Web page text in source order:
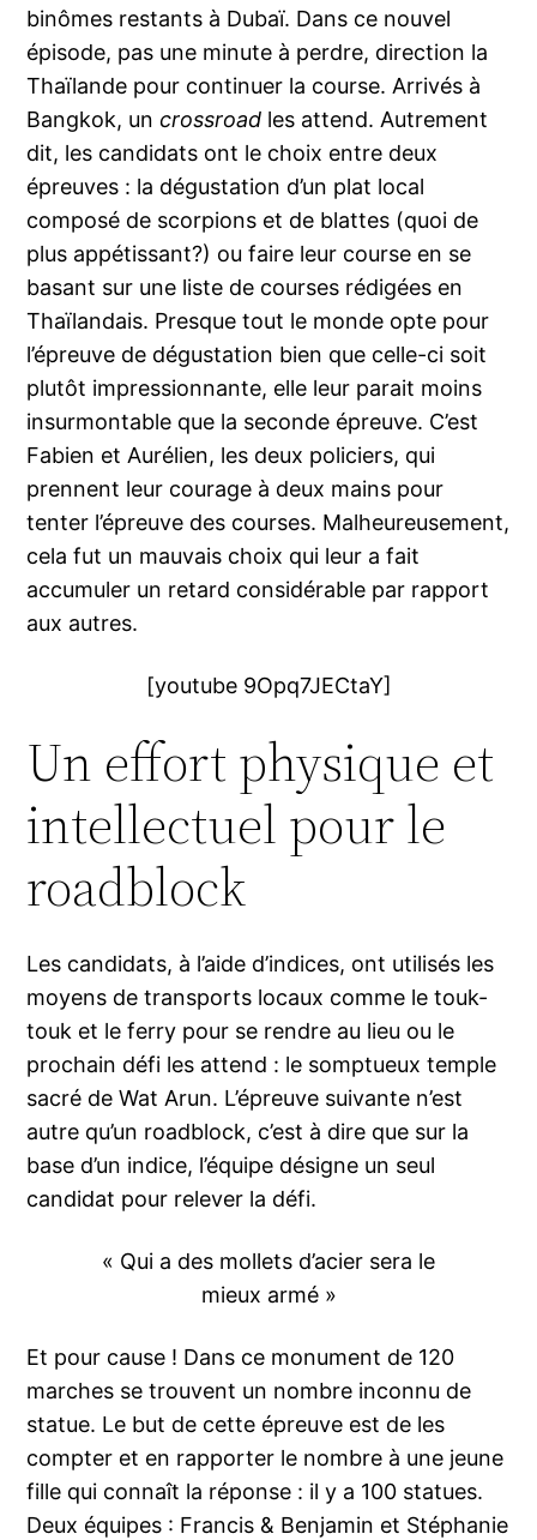
binômes restants à Dubaï. Dans ce nouvel
épisode, pas une minute à perdre, direction la
Thaïlande pour continuer la course. Arrivés à
Bangkok, uncrossroad les attend. Autrement
dit, les candidats ont le choix entre deux
épreuves : la dégustation d’un plat local
composé de scorpions et de blattes (quoi de
plus appétissant?) ou faire leur course en se
basant sur une liste de courses rédigées en
Thaïlandais. Presque tout le monde opte pour
l’épreuve de dégustation bien que celle-ci soit
plutôt impressionnante, elle leur parait moins
insurmontable que la seconde épreuve. C’est
Fabien et Aurélien, les deux policiers, qui
prennent leur courage à deux mains pour
tenter l’épreuve des courses. Malheureusement,
cela fut un mauvais choix qui leur a fait
accumuler un retard considérable par rapport
aux autres.
[youtube 9Opq7JECtaY]
Un effort physique et
intellectuel pour le
roadblock
Les candidats, à l’aide d’indices, ont utilisés les
moyens de transports locaux comme le touk-
touk et le ferry pour se rendre au lieu ou le
prochain défi les attend : le somptueux temple
sacré de Wat Arun. L’épreuve suivante n’est
autre qu’un roadblock, c’est à dire que sur la
base d’un indice, l’équipe désigne un seul
candidat pour relever la défi.
« Qui a des mollets d’acier sera le
mieux armé »
Et pour cause ! Dans ce monument de 120
marches se trouvent un nombre inconnu de
statue. Le but de cette épreuve est de les
compter et en rapporter le nombre à une jeune
fille qui connaît la réponse : il y a 100 statues.
Deux équipes : Francis & Benjamin et Stéphanie